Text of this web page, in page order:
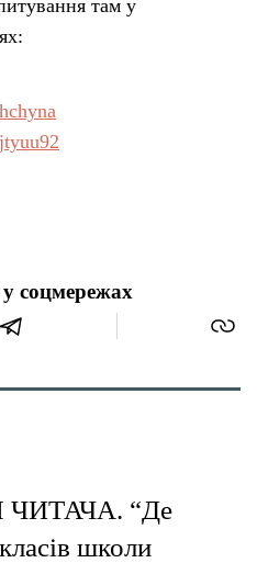
там у
соцмережах
“Де
школи